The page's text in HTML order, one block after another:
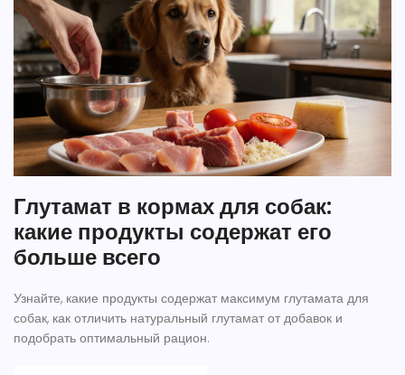
Глутамат в кормах для собак:
какие продукты содержат его
больше всего
Узнайте, какие продукты содержат максимум глутамата для
собак, как отличить натуральный глутамат от добавок и
подобрать оптимальный рацион.